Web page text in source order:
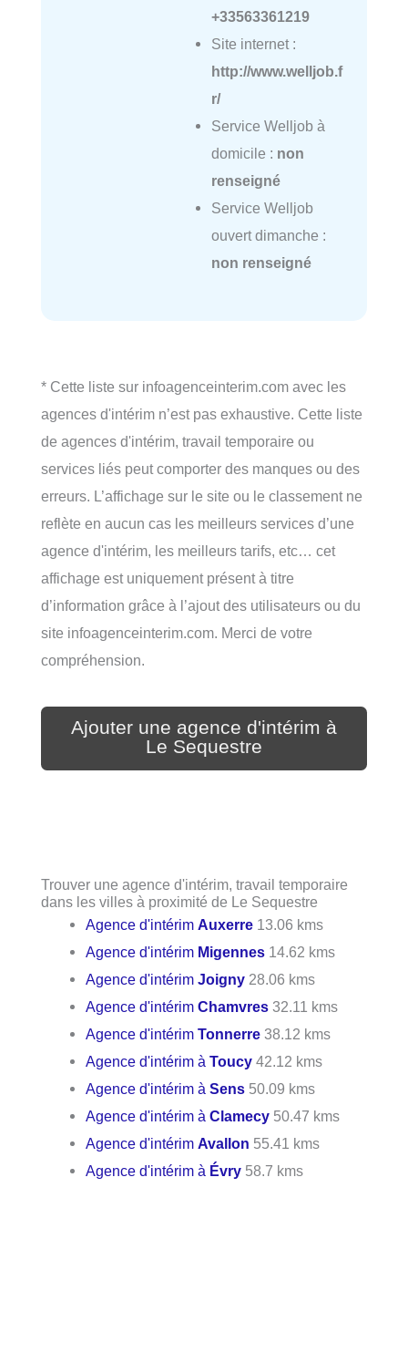
+33563361219
Site internet :
http://www.welljob.f
r/
Service Welljob à
domicile : non
renseigné
Service Welljob
ouvert dimanche :
non renseigné
* Cette liste sur infoagenceinterim.com avec les
agences d'intérim n’est pas exhaustive. Cette liste
de agences d'intérim, travail temporaire ou
services liés peut comporter des manques ou des
erreurs. L’affichage sur le site ou le classement ne
reflète en aucun cas les meilleurs services d’une
agence d'intérim, les meilleurs tarifs, etc… cet
affichage est uniquement présent à titre
d’information grâce à l’ajout des utilisateurs ou du
site infoagenceinterim.com. Merci de votre
compréhension.
Ajouter une agence d'intérim à
Le Sequestre
Trouver une agence d'intérim, travail temporaire
dans les villes à proximité de Le Sequestre
Agence d'intérimAuxerre 13.06 kms
Agence d'intérim Migennes 14.62 kms
Agence d'intérimJoigny 28.06 kms
Agence d'intérimChamvres 32.11 kms
Agence d'intérimTonnerre 38.12 kms
Agence d'intérim àToucy 42.12 kms
Agence d'intérim àSens 50.09 kms
Agence d'intérim àClamecy 50.47 kms
Agence d'intérimAvallon 55.41 kms
Agence d'intérim à Évry 58.7 kms